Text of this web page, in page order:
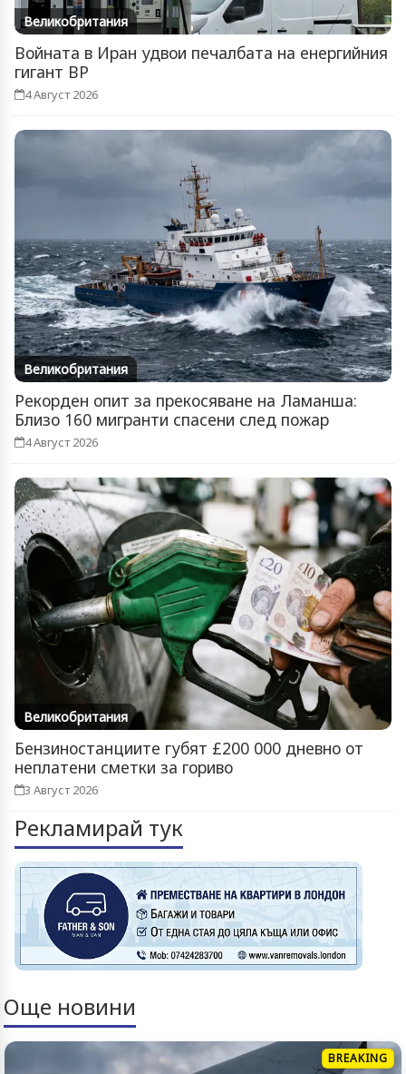
Великобритания
Войната в Иран удвои печалбата на енергийния
гигант BP
4 Август 2026
Великобритания
Рекорден опит за прекосяване на Ламанша:
Близо 160 мигранти спасени след пожар
4 Август 2026
Великобритания
Бензиностанциите губят £200 000 дневно от
неплатени сметки за гориво
3 Август 2026
Рекламирай тук
Още новини
BREAKING